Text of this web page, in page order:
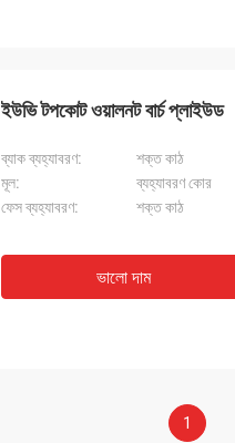
ইউভি টপকোট ওয়ালনট বার্চ প্লাইউড
ব্যাক ব্যহ্যাবরণ:
শক্ত কাঠ
মূল:
ব্যহ্যাবরণ কোর
ফেস ব্যহ্যাবরণ:
শক্ত কাঠ
ভালো দাম
1